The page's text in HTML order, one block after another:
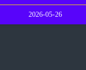
2026-05-26